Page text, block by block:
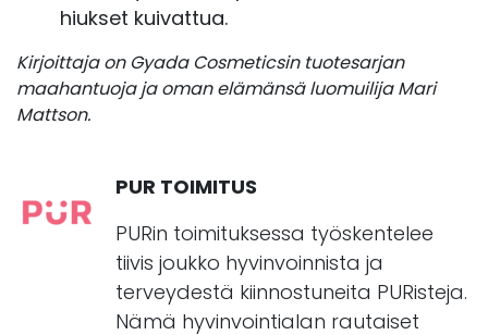
hiukset kuivattua.
Kirjoittaja on Gyada Cosmeticsin tuotesarjan
maahantuoja ja oman elämänsä luomuilija Mari
Mattson.
PUR TOIMITUS
PURin toimituksessa työskentelee
tiivis joukko hyvinvoinnista ja
terveydestä kiinnostuneita PURisteja.
Nämä hyvinvointialan rautaiset